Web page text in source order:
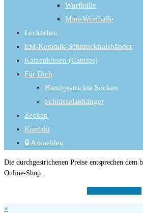
Wurfbälle
Mini-Wurfbälle
Leckerlies
EM-Keramik-Schmuckhalsbänder
Katzenkissen (Catnips)
Für Dich
Handgestrickte Socken
Schlüsselanhänger
Zecken
Kontakt
🔒 Anmelden
Die durchgestrichenen Preise entsprechen dem
Online-Shop.
×